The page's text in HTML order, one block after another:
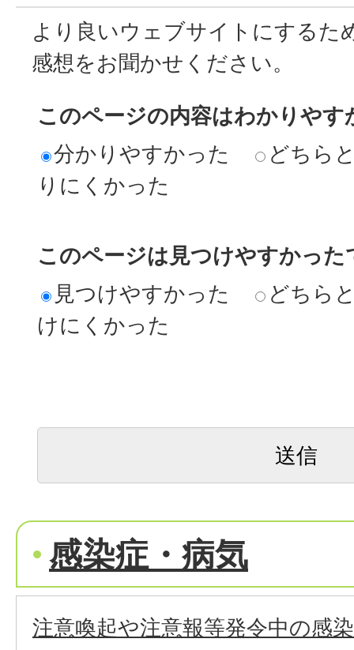
より良いウェブサイトにするた
感想をお聞かせください。
このページの内容はわかりやす
分かりやすかった
どちら
りにくかった
このページは見つけやすかった
見つけやすかった
どちら
けにくかった
感染症・病気
注意喚起や注意報等発令中の感